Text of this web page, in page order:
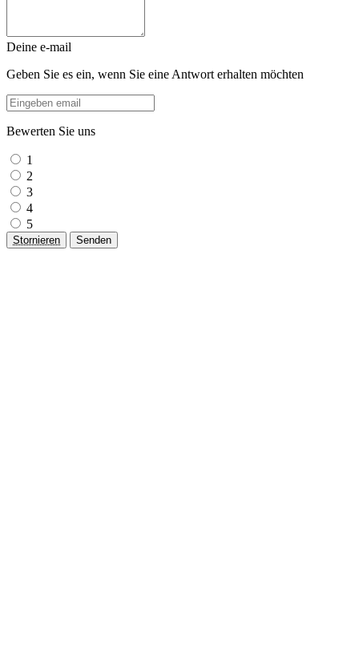
Deine e-mail
Geben Sie es ein, wenn Sie eine Antwort erhalten möchten
Bewerten Sie uns
1
2
3
4
5
Stornieren Senden